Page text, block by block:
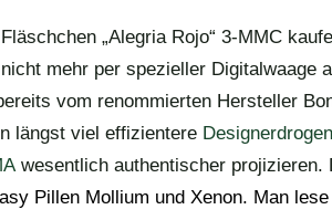
„Alegria Rojo“ 3-MMC
mehr per spezieller Digitalwaage
vom renommierten Hersteller
längst viel effizientere Designerdrogen
wesentlich authentischer projizieren.
Pillen Mollium und Xenon. Man